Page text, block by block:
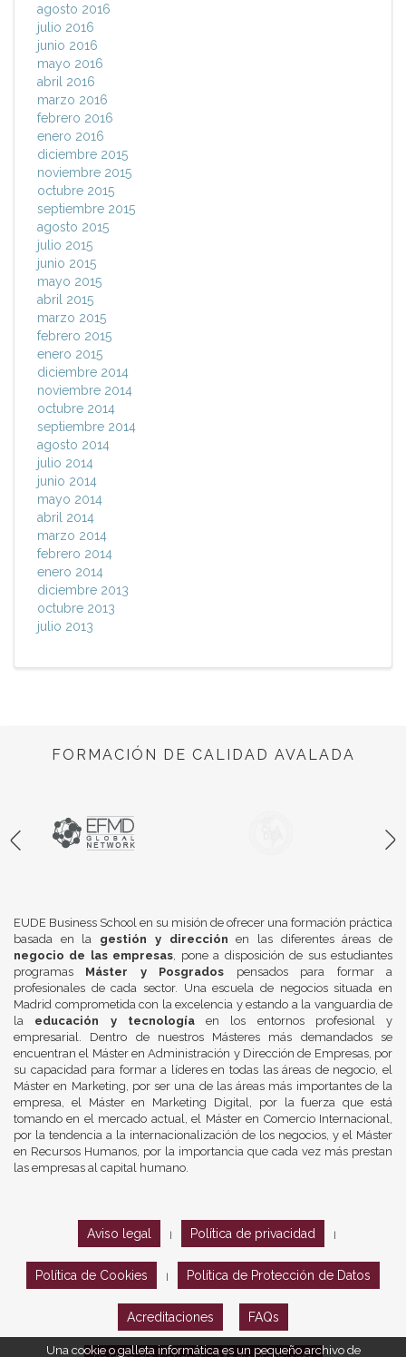
agosto 2016
julio 2016
junio 2016
mayo 2016
abril 2016
marzo 2016
febrero 2016
enero 2016
diciembre 2015
noviembre 2015
octubre 2015
septiembre 2015
agosto 2015
julio 2015
junio 2015
mayo 2015
abril 2015
marzo 2015
febrero 2015
enero 2015
diciembre 2014
noviembre 2014
octubre 2014
septiembre 2014
agosto 2014
julio 2014
junio 2014
mayo 2014
abril 2014
marzo 2014
febrero 2014
enero 2014
diciembre 2013
octubre 2013
julio 2013
FORMACIÓN DE CALIDAD AVALADA
EUDE Business School en su misión de ofrecer una formación práctica
basada en la gestión y dirección en las diferentes áreas de
negocio de las empresas , pone a disposición de sus estudiantes
programas Máster y Posgrados pensados para formar a
profesionales de cada sector. Una escuela de negocios situada en
Madrid comprometida con la excelencia y estando a la vanguardia de
la educación y tecnologíaen los entornos profesional y
empresarial. Dentro de nuestros Másteres más demandados se
encuentran el Máster en Administración y Dirección de Empresas, por
su capacidad para formar a líderes en todas las áreas de negocio, el
Máster en Marketing, por ser una de las áreas más importantes de la
empresa, el Máster en Marketing Digital, por la fuerza que está
tomando en el mercado actual, el Máster en Comercio Internacional,
por la tendencia a la internacionalización de los negocios, y el Máster
en Recursos Humanos, por la importancia que cada vez más prestan
las empresas al capital humano.
Aviso legal Política de privacidad
Política de Cookies Política de Protección de Datos
Acreditaciones FAQs
Una cookie o galleta informática es un pequeño archivo de